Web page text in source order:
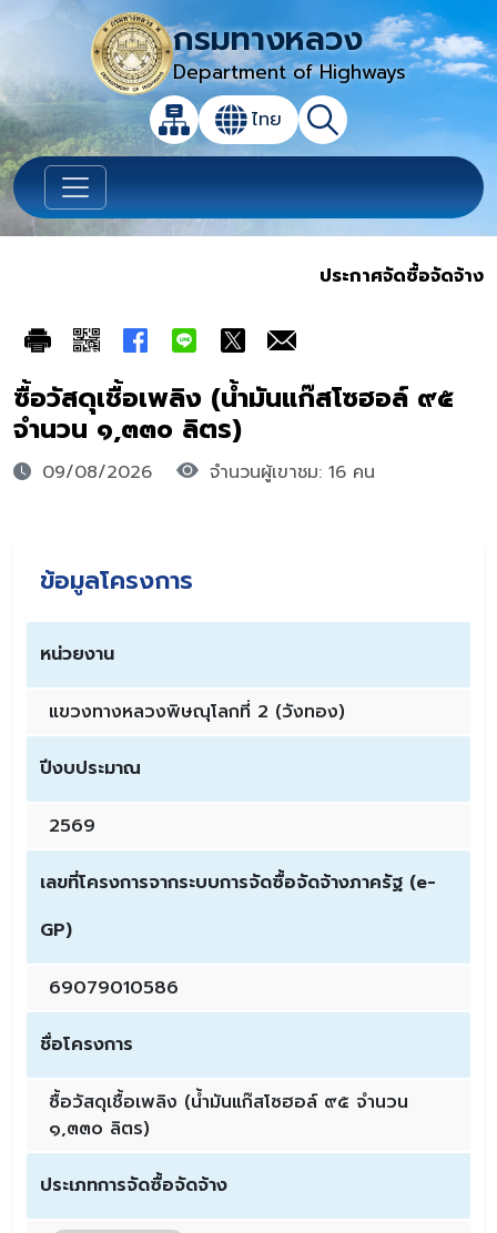
กรมทางหลวง
Department of Highways
แผนผังเว็บไซต์
เปลี่ยนภาษา
ไทย ค้นหา
เปิดกล่องค้นหาข้อมูลหลักของเว็บไซต์
ประกาศจัดซื้อจัดจ้าง
ซื้อวัสดุเชื้อเพลิง (น้ำมันแก๊สโซฮอล์ ๙๕
จำนวน ๑,๓๓๐ ลิตร)
09/08/2026 จำนวนผู้เขาชม: 16 คน
ข้อมูลโครงการ
หน่วยงาน
แขวงทางหลวงพิษณุโลกที่ 2 (วังทอง)
ปีงบประมาณ
2569
เลขที่โครงการจากระบบการจัดซื้อจัดจ้างภาครัฐ (e-
GP)
69079010586
ชื่อโครงการ
ซื้อวัสดุเชื้อเพลิง (น้ำมันแก๊สโซฮอล์ ๙๕ จำนวน
๑,๓๓๐ ลิตร)
ประเภทการจัดซื้อจัดจ้าง